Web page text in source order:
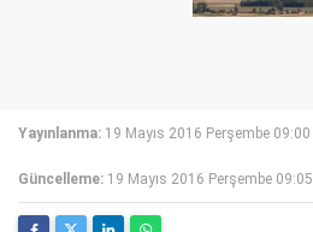
Yayınlanma: 19 Mayıs 2016 Perşembe 09:00
Güncelleme: 19 Mayıs 2016 Perşembe 09:05